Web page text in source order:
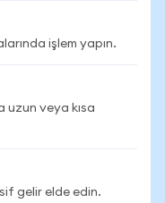
işlem yapın.
veya kısa
gelir elde edin.